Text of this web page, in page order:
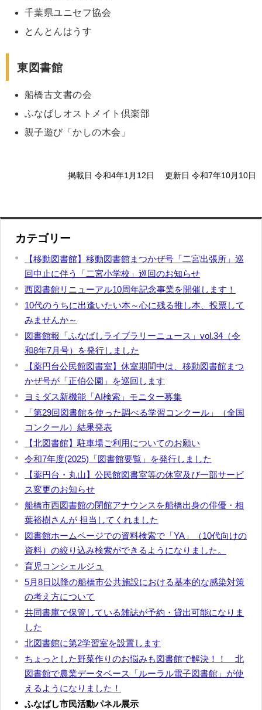
千葉県ユニセフ協会
とんとんはうす
東図書館
船橋古文書の会
ふなばしオストメイト倶楽部
親子遊び「かしの木会」
掲載日 令和4年1月12日 更新日 令和7年10月10日
カテゴリー
【移動図書館】移動図書館まつかぜ号「二宮出張所」巡
回中止に伴う「二宮小学校」巡回のお知らせ
西図書館リニューアル10周年記念事業を開催します！
10代のうちに出逢いたい本～心に残る推し本、投票して
みませんか～
図書館報「ふなばしライブラリーニュース」vol.34（令
和8年7月号）を発行しました
【薬円台公民館図書室】休室期間中は、移動図書館まつ
かぜ号が「正伯公園」を巡回します
ヨミダス新機能「AI検索」モニター募集
「第29回図書館を使った調べる学習コンクール」（全国
コンクール）結果発表
【北図書館】駐車場ご利用についてのお願い
令和7年度(2025)「図書館要覧」を発行しました
【薬円台・丸山】公民館図書室等の休室及び一部サービ
ス変更のお知らせ
船橋市西図書館の閉館アナウンスを船橋出身の俳優・相
葉裕樹さんが 担当してくれました
図書館ホームページでの資料検索で「YA」（10代向けの
資料）の絞り込み検索ができるようになりました。
育児コンシェルジュ
5月8日以降の船橋市公共施設における基本的な感染対策
の考え方について
共同書庫で保管している雑誌が予約・貸出可能になりま
した
北図書館に第2学習室を設置します
ちょっとした野菜作りのお悩みも図書館で解決！！ 北
図書館で農業データベース「ルーラル電子図書館」が使
えるようになりました！
ふなばし市民活動パネル展示